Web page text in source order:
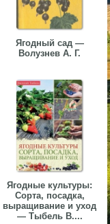
Ягодный сад —
Волузнев А. Г.
Ягодные культуры:
Сорта, посадка,
выращивание и уход
— Тыбель В....